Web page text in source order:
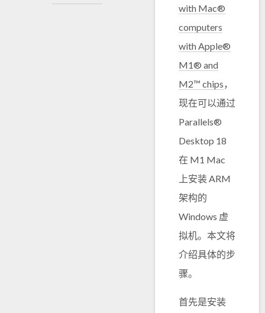
with Mac®
computers
with Apple®
M1® and
M2™ chips，
现在可以通过
Parallels®
Desktop 18
在 M1 Mac
上安装 ARM
架构的
Windows 虚
拟机。本文将
介绍具体的步
骤。
首先是安装